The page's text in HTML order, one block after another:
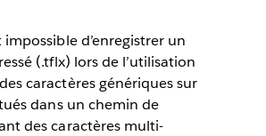
impossible d’enregistrer un
(.tflx) lors de l’utilisation
caractères génériques sur
dans un chemin de
des caractères multi-